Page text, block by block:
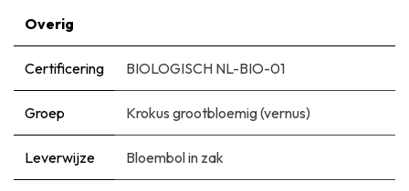
Overig
Certificering BIOLOGISCH NL-BIO-01
Groep Krokus grootbloemig (vernus)
Leverwijze Bloembol in zak